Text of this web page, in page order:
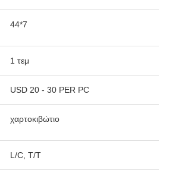
44*7
1 τεμ
USD 20 - 30 PER PC
χαρτοκιβώτιο
L/C, T/T